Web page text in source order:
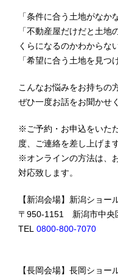
「条件に合う土地がなか
「不動産屋だけだと土
くらになるのかわからな
「希望に合う土地を見つ
こんなお悩みをお持ちの
ぜひ一度お話をお聞かせ
※ご予約・お申込をいた
度、ご連絡を差し上げます
※オンラインの方法は、
対応致します。
【新潟会場】新潟ショー
〒950-1151 新潟市中央
TEL0800-800-7070
【長岡会場】長岡ショー